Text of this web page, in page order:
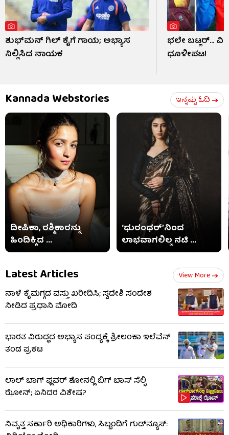
ಶುಭ್​ಮನ್ ಗಿಲ್ ಕೈಗೆ ಗಾಯ; ಅಭ್ಯಾಸ
ನಿಲ್ಲಿಸಿದ ನಾಯಕ
ಭಲೇ ಬಟ್ಲರ್...
ಧೂಳೀಪಟ!
Kannada Webstories ಇನ್ನಷ್ಟು ಓದಿ
ದೀಪಿಕಾ, ರಶ್ಮಿಕಾರನ್ನು
ಹಿಂದಿಕ್ಕಿದ ...
‘ಧುರಂಧರ್’ನಿಂದ
ಲಾಭವಾಗಲಿಲ್ಲ ನಟಿ ...
Latest Articles View More
ನಾಳೆ ಕೈಮಗ್ಗದ ವಸ್ತು ಖರೀದಿಸಿ; ಸ್ವದೇಶಿ ಸಂದೇಶ
ನೀಡಿದ ಪ್ರಧಾನಿ ಮೋದಿ
ಭಾರತ ವಿರುದ್ಧದ ಅಭ್ಯಾಸ ಪಂದ್ಯಕ್ಕೆ ಶ್ರೀಲಂಕಾ ಇಲೆವೆನ್
ತಂಡ ಪ್ರಕಟ
ಲಾಲ್ ಬಾಗ್ ಫ್ಲವರ್ ಶೋನಲ್ಲಿ ಬಿಗ್ ಬಾಸ್ ಸೆಲ್ಫಿ
ಝೋನ್; ಏನಿದರ ವಿಶೇಷ?
ನಿವೃತ್ತ ಸರ್ಕಾರಿ ಅಧಿಕಾರಿಗಳು, ಸಿಬ್ಬಂದಿಗೆ ಗುಡ್​ನ್ಯೂಸ್: